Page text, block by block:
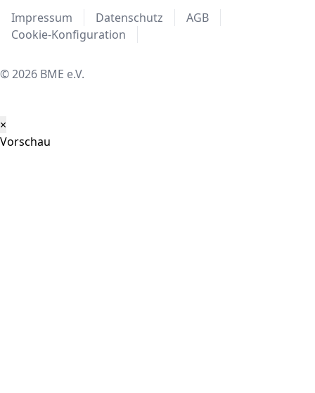
Impressum Datenschutz
AGB
Cookie-Konfiguration
© 2026 BME e.V.
×
Vorschau